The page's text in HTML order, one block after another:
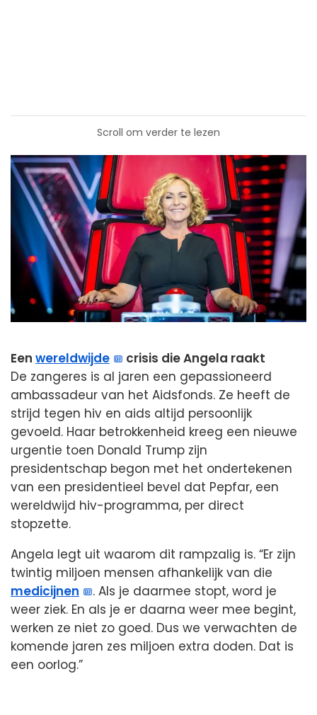
Scroll om verder te lezen
Een wereldwijde
crisis die Angela raakt
De zangeres is al jaren een gepassioneerd
ambassadeur van het Aidsfonds. Ze heeft de
strijd tegen hiv en aids altijd persoonlijk
gevoeld. Haar betrokkenheid kreeg een nieuwe
urgentie toen Donald Trump zijn
presidentschap begon met het ondertekenen
van een presidentieel bevel dat Pepfar, een
wereldwijd hiv-programma, per direct
stopzette.
Angela legt uit waarom dit rampzalig is. “Er zijn
twintig miljoen mensen afhankelijk van die
medicijnen
. Als je daarmee stopt, word je
weer ziek. En als je er daarna weer mee begint,
werken ze niet zo goed. Dus we verwachten de
komende jaren zes miljoen extra doden. Dat is
een oorlog.”